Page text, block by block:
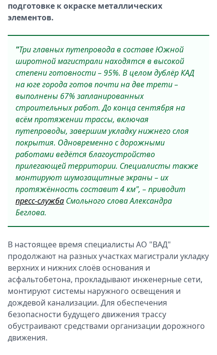
подготовке к окраске металлических
элементов.
"Три главных путепровода в составе Южной
широтной магистрали находятся в высокой
степени готовности – 95%. В целом дублёр КАД
на юге города готов почти на две трети –
выполнены 67% запланированных
строительных работ. До конца сентября на
всём протяжении трассы, включая
путепроводы, завершим укладку нижнего слоя
покрытия. Одновременно с дорожными
работами ведётся благоустройство
прилегающей территории. Специалисты также
монтируют шумозащитные экраны – их
протяжённость составит 4 км", – приводит
пресс-служба Смольного слова Александра
Беглова.
В настоящее время специалисты АО "ВАД"
продолжают на разных участках магистрали укладку
верхних и нижних слоёв основания и
асфальтобетона, прокладывают инженерные сети,
монтируют системы наружного освещения и
дождевой канализации. Для обеспечения
безопасности будущего движения трассу
обустраивают средствами организации дорожного
движения.